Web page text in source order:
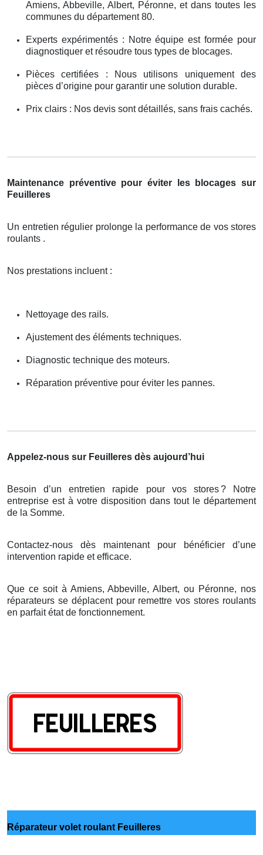
Amiens, Abbeville, Albert, Péronne, et dans toutes les
communes du département 80.
Experts expérimentés : Notre équipe est formée pour
diagnostiquer et résoudre tous types de blocages.
Pièces certifiées : Nous utilisons uniquement des
pièces d’origine pour garantir une solution durable.
Prix clairs : Nos devis sont détaillés, sans frais cachés.
Maintenance préventive pour éviter les blocages sur
Feuilleres
Un entretien régulier prolonge la performance de vos stores
roulants .
Nos prestations incluent :
Nettoyage des rails.
Ajustement des éléments techniques.
Diagnostic technique des moteurs.
Réparation préventive pour éviter les pannes.
Appelez-nous sur Feuilleres dès aujourd’hui
Besoin d’un entretien rapide pour vos stores? Notre
entreprise est à votre disposition dans tout le département
de la Somme.
Contactez-nous dès maintenant pour bénéficier d’une
intervention rapide et efficace.
Que ce soit à Amiens, Abbeville, Albert, ou Péronne, nos
réparateurs se déplacent pour remettre vos stores roulants
en parfait état de fonctionnement.
Réparateur volet roulant Feuilleres